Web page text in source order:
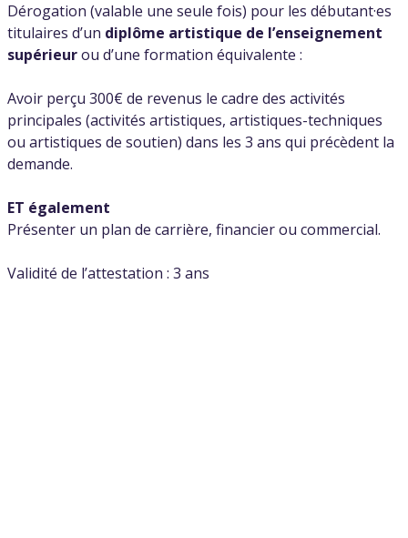
Dérogation (valable une seule fois) pour les débutant·es
titulaires d’un diplôme artistique de l’enseignement
supérieurou d’une formation équivalente :
Avoir perçu 300€ de revenus le cadre des activités
principales (activités artistiques, artistiques-techniques
ou artistiques de soutien) dans les 3 ans qui précèdent la
demande.
ET également
Présenter un plan de carrière, financier ou commercial.
Validité de l’attestation : 3 ans